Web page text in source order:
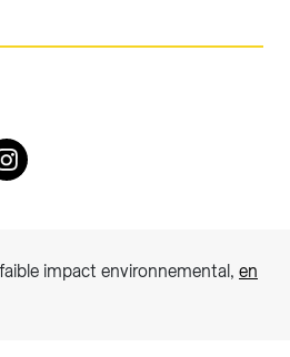
impact environnemental, en
client SIG.
pas optimisé pour une